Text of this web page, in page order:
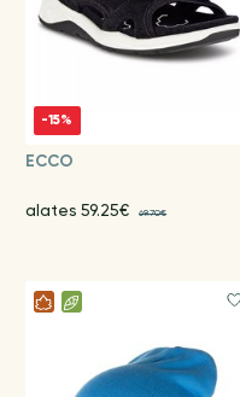
-15%
ECCO
alates 59.25€ 69.70€